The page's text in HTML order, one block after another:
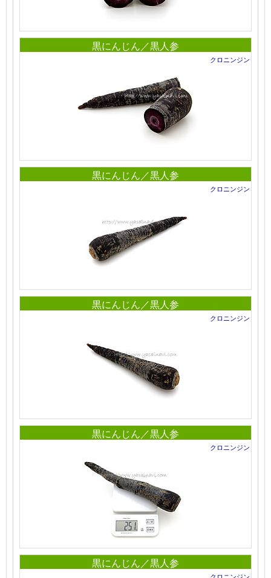
黒にんじん／黒人参
クロニンジン
黒にんじん／黒人参
クロニンジン
黒にんじん／黒人参
クロニンジン
黒にんじん／黒人参
クロニンジン
黒にんじん／黒人参